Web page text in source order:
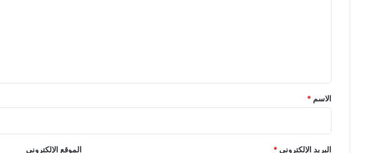
*
الاسم*
البريد الإلكتروني* الموقع الإلكتروني